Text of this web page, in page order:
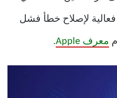
لإصلاح خطأ فشل
معرف Apple .